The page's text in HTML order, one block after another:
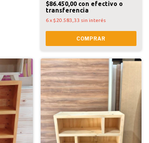
$86.450,00 con efectivo o
transferencia
6 x$20.583,33 sin interés
COMPRAR